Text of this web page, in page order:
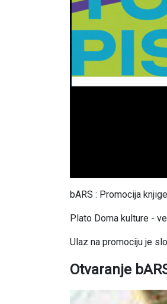
bARS : Promocija
Plato Doma kulture -
Ulaz na promociju je
Otvaranje